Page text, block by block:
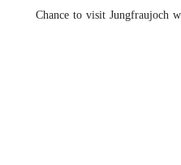
Chance to visit Jungfraujoch